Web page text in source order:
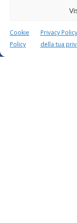
Cookie
Policy
Privacy
della tua